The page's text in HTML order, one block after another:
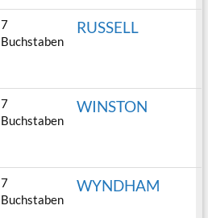
7
Buchstaben
RUSSELL
7
Buchstaben
WINSTON
7
Buchstaben
WYNDHAM